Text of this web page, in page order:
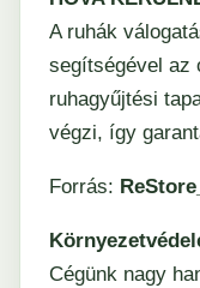
A ruhák
segítségével az
ruhagyűjtési
végzi, így
Forrás:
Cégünk nagy